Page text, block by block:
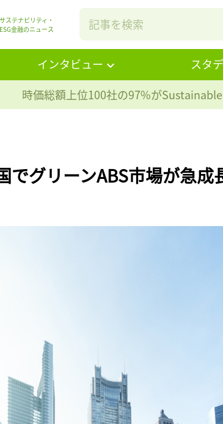
サステナビリティ・
ESG金融のニュース
インタビュー スタ
時価総額上位100社の97%が
でグリーンABS市場が急